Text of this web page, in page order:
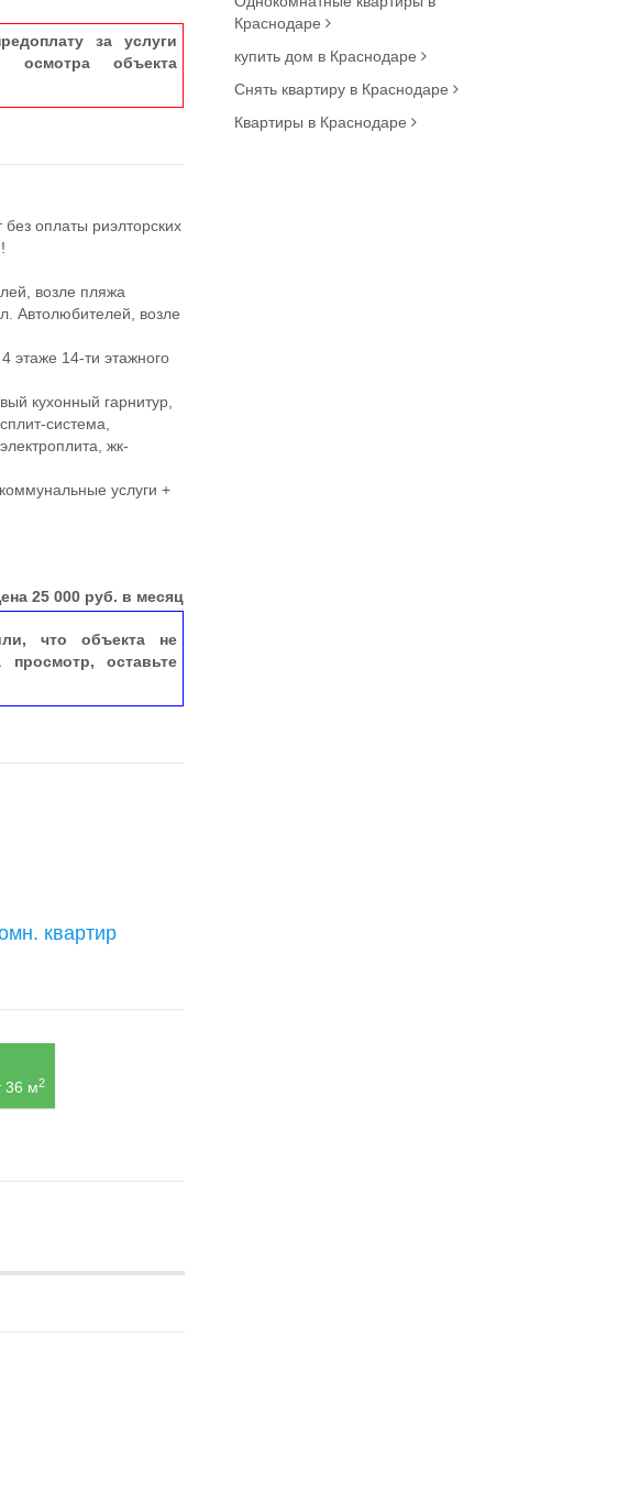
за услуги
объекта
оплаты риэлторских
возле пляжа
Автолюбителей, возле
этаже 14-ти этажного
кухонный гарнитур,
система,
жк-
услуги +
25 000 руб. в месяц
что объекта не
оставьте
квартир
36 м2
Краснодаре
купить дом в Краснодаре
Снять квартиру в Краснодаре
Квартиры в Краснодаре